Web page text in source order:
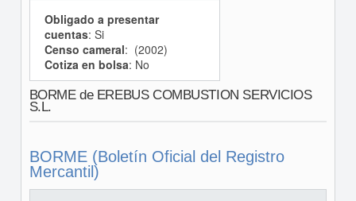
Obligado a presentar
cuentas: Si
Censo cameral: (2002)
Cotiza en bolsa: No
BORME de EREBUS COMBUSTION SERVICIOS
S.L.
BORME (Boletín Oficial del Registro
Mercantil)